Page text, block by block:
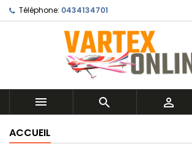
Téléphone: 0434134701
  
ACCUEIL